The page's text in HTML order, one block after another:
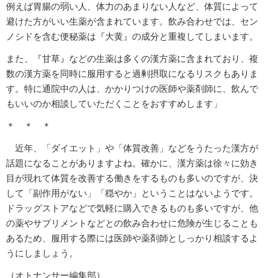
例えば胃腸の弱い人、体力のあまりない人など、体質によって
避けた方がいい生薬が含まれています。飲み合わせでは、セン
ノシドを含む便秘薬は『大黄』の成分と重複してしまいます。
また、『甘草』などの生薬は多くの漢方薬に含まれており、複
数の漢方薬を同時に服用すると過剰摂取になるリスクもありま
す。特に通院中の人は、かかりつけの医師や薬剤師に、飲んで
もいいのか相談していただくことをおすすめします」
＊ ＊ ＊
近年、「ダイエット」や「体質改善」などをうたった漢方が
話題になることがありますよね。確かに、漢方薬は徐々に効き
目が現れて体質を改善する働きをするものも多いのですが、決
して「副作用がない」「穏やか」ということはないようです。
ドラッグストアなどで気軽に購入できるものも多いですが、他
の薬やサプリメントなどとの飲み合わせに危険が生じることも
あるため、服用する際には医師や薬剤師としっかり相談するよ
うにしましょう。
（オトナンサー編集部）